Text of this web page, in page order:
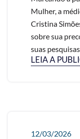
Mulher, a
Cristina
sobre sua
suas
LEIA A
12/03/2026